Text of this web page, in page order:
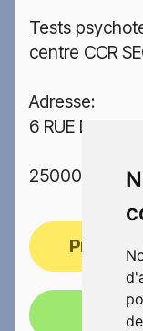
Tests
centre CCR
Adresse:
6 RUE DE LA
25000
Prendre